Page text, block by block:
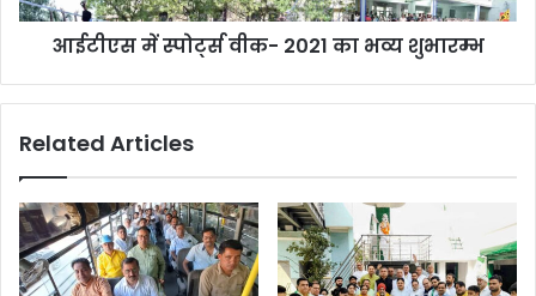
आईटीएस में स्पोर्ट्स वीक- 2021 का भव्य शुभारम्भ
Related Articles